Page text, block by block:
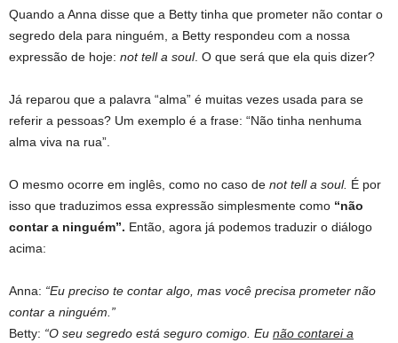
Quando a Anna disse que a Betty tinha que prometer não contar o
segredo dela para ninguém, a Betty respondeu com a nossa
expressão de hoje: not tell a soul. O que será que ela quis dizer?
Já reparou que a palavra “alma” é muitas vezes usada para se
referir a pessoas? Um exemplo é a frase: “Não tinha nenhuma
alma viva na rua”.
O mesmo ocorre em inglês, como no caso de not tell a soul. É por
isso que traduzimos essa expressão simplesmente como “não
contar a ninguém”. Então, agora já podemos traduzir o diálogo
acima:
Anna: “Eu preciso te contar algo, mas você precisa prometer não
contar a ninguém.”
Betty: “O seu segredo está seguro comigo. Eu não contarei a